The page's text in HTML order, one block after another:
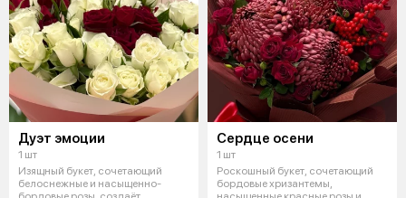
Дуэт эмоции
1 шт
Изящный букет, сочетающий
белоснежные и насыщенно-
Сердце осени
1 шт
Роскошный букет, сочетающий
бордовые хризантемы,